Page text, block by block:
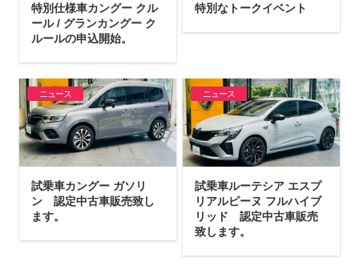
特別仕様車カングー クル
ール / グランカングー ク
ルールの申込開始。
特別なトークイベント
ニュース
試乗車カングー ガソリ
ン 認定中古車販売致し
ます。
ニュース
試乗車ルーテシア エスプ
リアルピーヌ フルハイブ
リッド 認定中古車販売
致します。